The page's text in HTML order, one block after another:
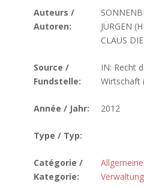
Auteurs /
Autoren:
JÜRGEN
CLAUS
Source /
Fundstelle:
IN: Recht
Wirtschaft
Année / Jahr: 2012
Type / Typ:
Catégorie /
Kategorie: